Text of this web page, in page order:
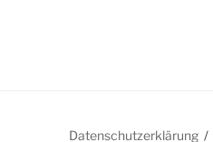
Datenschutzerklärung